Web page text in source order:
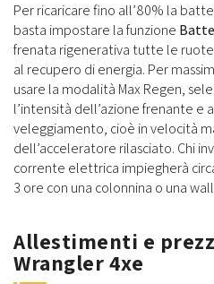
Per ricaricare fino all’80% la
basta impostare la funzione
frenata rigenerativa tutte le
al recupero di energia. Per
usare la modalità Max Regen,
l’intensità dell’azione frenante e
veleggiamento, cioè in velocità
dell’acceleratore rilasciato. Chi
corrente elettrica impiegherà
3 ore con una colonnina o una
Allestimenti e
Wrangler 4xe